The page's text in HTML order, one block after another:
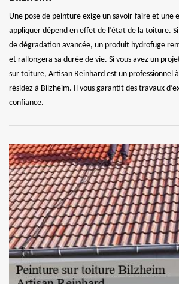
Une pose de peinture exige un savoir-faire et une
appliquer dépend en effet de l’état de la toiture.
de dégradation avancée, un produit hydrofuge
et rallongera sa durée de vie. Si vous avez un
sur toiture, Artisan Reinhard est un professionnel
résidez à Bilzheim. Il vous garantit des travaux
confiance.